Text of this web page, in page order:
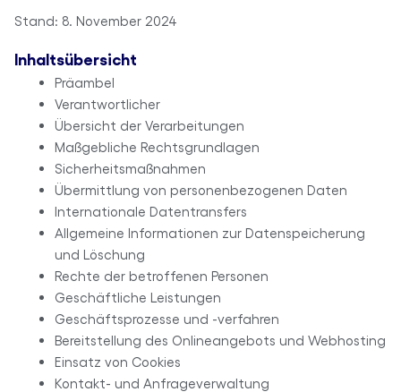
Stand: 8. November 2024
Inhaltsübersicht
Präambel
Verantwortlicher
Übersicht der Verarbeitungen
Maßgebliche Rechtsgrundlagen
Sicherheitsmaßnahmen
Übermittlung von personenbezogenen Daten
Internationale Datentransfers
Allgemeine Informationen zur Datenspeicherung
und Löschung
Rechte der betroffenen Personen
Geschäftliche Leistungen
Geschäftsprozesse und -verfahren
Bereitstellung des Onlineangebots und Webhosting
Einsatz von Cookies
Kontakt- und Anfrageverwaltung